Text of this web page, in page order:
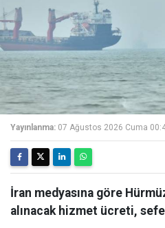
Yayınlanma: 07 Ağustos 2026 Cuma
İran medyasına göre
alınacak hizmet ücreti,